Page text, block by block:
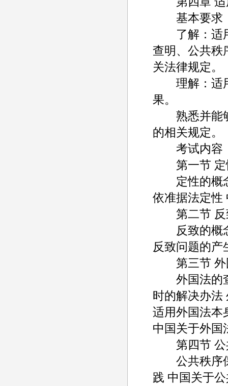
基本要求
了解：适用
查明、公共秩
关法律规定。
理解：适用
果。
熟悉并能够
的相关规定。
考试内容
第一节 定
定性的概念
依准据法定性
第二节 反
反致的概念
反致问题的产
第三节 外
外国法的查
时的解决办法
适用外国法本
中国关于外国
第四节 公
公共秩序保
践 中国关于